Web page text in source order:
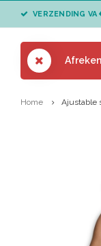
VERZENDING
Home Ajustable